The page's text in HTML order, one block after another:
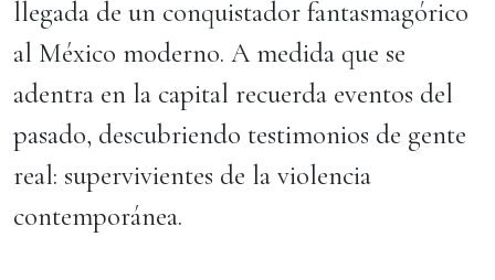
llegada de un conquistador fantasmagórico
al México moderno. A medida que se
adentra en la capital recuerda eventos del
pasado, descubriendo testimonios de gente
real: supervivientes de la violencia
contemporánea.